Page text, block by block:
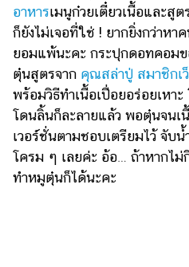
ผู้
หญิง
ผู้ชาย
สุขภาพ
ท่อง
สูตร
อาหารเมนูก๋วยเตี๋ยวเนื้อและ
ก็ยังไม่เจอที่ใช่ ! ยากยิ่งกว่าหา
ยอมแพ้นะคะ กระปุกดอทคอมข
ตุ๋นสูตรจาก คุณสล่าปู่ สมาชิก
พร้อมวิธีทําเนื้อเปื่อยอร่อยเหา
โดนลิ้นก็ละลายแล้ว พอตุ๋นจนเ
เวอร์ชั่นตามชอบเตรียมไว้ จับ
โครม ๆ เลยค่ะ อ้อ… ถ้าหากไม่
ทําหมูตุ๋นก็ได้นะคะ